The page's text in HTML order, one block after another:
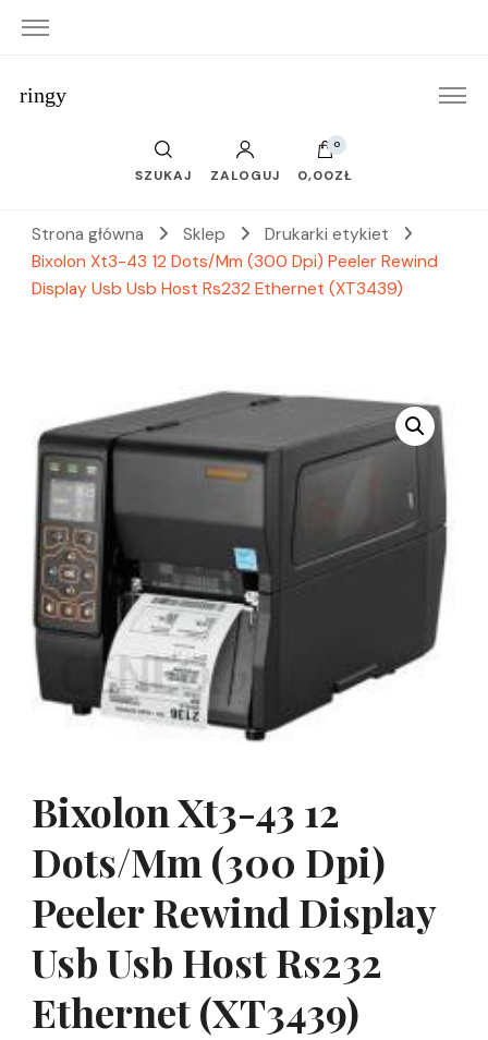
ringy
SZUKAJ ZALOGUJ
0
0,00ZŁ
Strona główna Sklep
Drukarki etykiet
Bixolon Xt3-43 12 Dots/Mm (300 Dpi) Peeler Rewind
Display Usb Usb Host Rs232 Ethernet (XT3439)
Bixolon Xt3-43 12
Dots/Mm (300 Dpi)
Peeler Rewind Display
Usb Usb Host Rs232
Ethernet (XT3439)